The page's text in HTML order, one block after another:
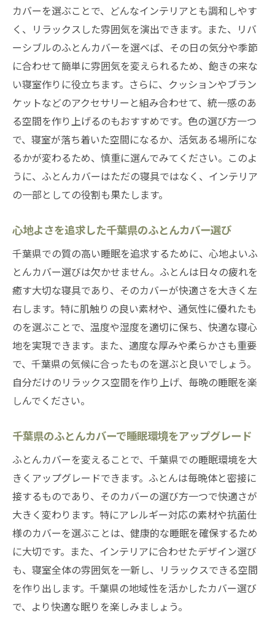
千葉県のふとんカバー選びで知るべきトレ
ンド
地元で支持される千葉県のふとんカバース
タイル
千葉県で見つける理想のふとんカバー
千葉県で手に入れる理想のふとんカバーの
条件
地元で人気の千葉県のふとんカバー特集
千葉県で完璧なふとんカバーを選ぶための
ヒント
見つける
理想のふとんカバーを千葉県で探す理由
千葉県で選ぶべきふとんカバーの決定要因
ふとんカバーが変える千葉県の寝室
千葉県でのふとんカバー選びが導く寝室の
変化
ふとんカバーが千葉県の寝室に与える影響
千葉県のふとんカバーで寝室をスタイリッ
シュに
び
千葉県のふとんカバーで寝室に新しい風を
心地よい千葉県の寝室を作るふとんカバー
の選び方
千葉県のふとんカバーで快適な眠りを実現
千葉県のふとんカバーがもたらす快適な睡
眠環境
ふとんカバー選びで千葉県の快眠をサポー
ト
千葉県で快適な眠りを叶えるふとんカバー
カバーを選ぶことで、どんなインテリアとも調和しやす
く、リラックスした雰囲気を演出できます。また、リバ
ーシブルのふとんカバーを選べば、その日の気分や季節
に合わせて簡単に雰囲気を変えられるため、飽きの来な
い寝室作りに役立ちます。さらに、クッションやブラン
ケットなどのアクセサリーと組み合わせて、統一感のあ
る空間を作り上げるのもおすすめです。色の選び方一つ
で、寝室が落ち着いた空間になるか、活気ある場所にな
るかが変わるため、慎重に選んでみてください。このよ
うに、ふとんカバーはただの寝具ではなく、インテリア
の一部としての役割も果たします。
心地よさを追求した千葉県のふとんカバー選び
千葉県での質の高い睡眠を追求するために、心地よいふ
とんカバー選びは欠かせません。ふとんは日々の疲れを
癒す大切な寝具であり、そのカバーが快適さを大きく左
右します。特に肌触りの良い素材や、通気性に優れたも
のを選ぶことで、温度や湿度を適切に保ち、快適な寝心
地を実現できます。また、適度な厚みや柔らかさも重要
で、千葉県の気候に合ったものを選ぶと良いでしょう。
自分だけのリラックス空間を作り上げ、毎晩の睡眠を楽
しんでください。
千葉県のふとんカバーで睡眠環境をアップグレード
ふとんカバーを変えることで、千葉県での睡眠環境を大
きくアップグレードできます。ふとんは毎晩体と密接に
接するものであり、そのカバーの選び方一つで快適さが
大きく変わります。特にアレルギー対応の素材や抗菌仕
様のカバーを選ぶことは、健康的な睡眠を確保するため
に大切です。また、インテリアに合わせたデザイン選び
も、寝室全体の雰囲気を一新し、リラックスできる空間
を作り出します。千葉県の地域性を活かしたカバー選び
で、より快適な眠りを楽しみましょう。